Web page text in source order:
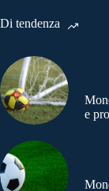
Di tendenza
e